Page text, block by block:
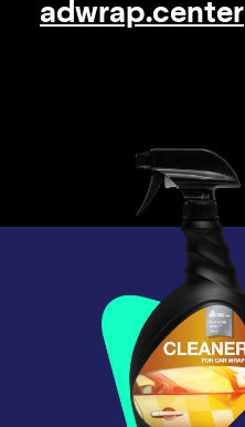
adwrap.center